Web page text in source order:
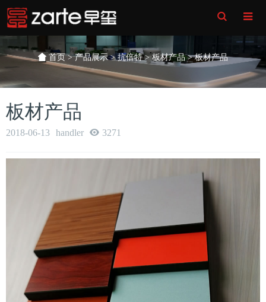
Toggle
Search
首页>产品展示>抗倍特>板材产品> 板材产品
板材产品
2018-06-13 handler 3271